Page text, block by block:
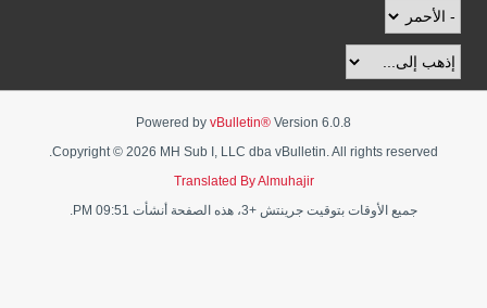
Powered by vBulletin® Version 6.0.8
Copyright © 2026 MH Sub I, LLC dba vBulletin. All rights reserved.
Translated By Almuhajir
جميع الأوقات بتوقيت جرينتش +3، هذه الصفحة أنشأت 09:51 PM.